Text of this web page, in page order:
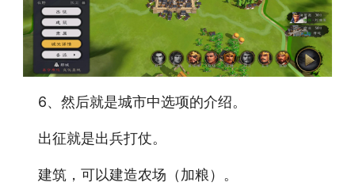
6、然后就是城市中选项的介绍。
出征就是出兵打仗。
建筑，可以建造农场（加粮）。